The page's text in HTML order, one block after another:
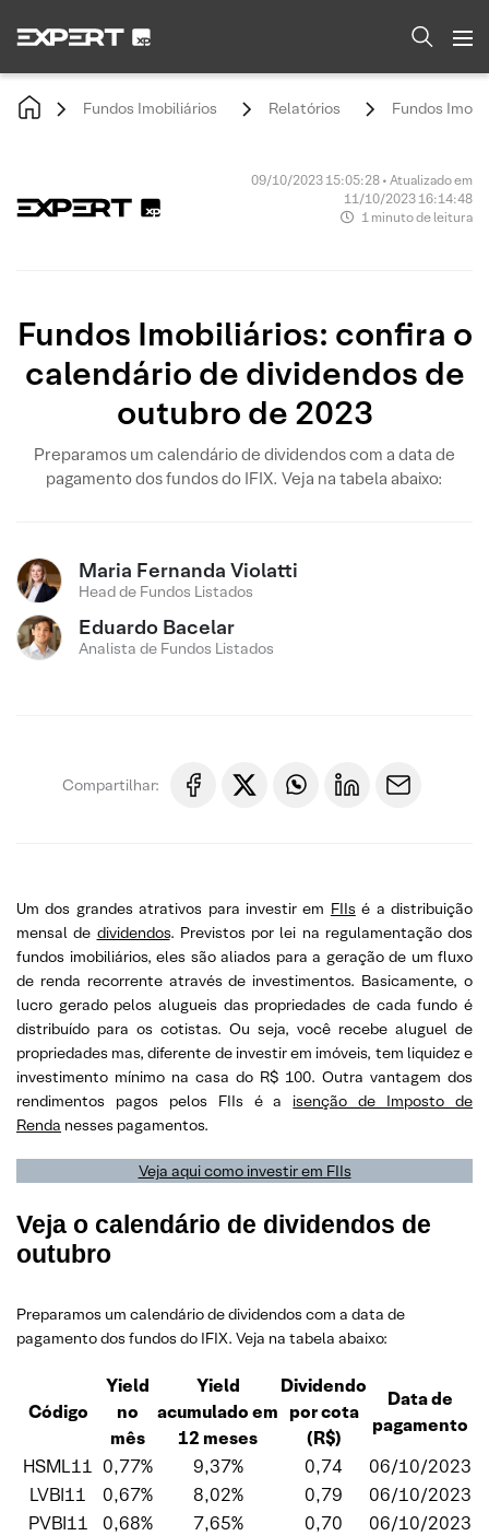
Fundos Imobiliários Relatórios Fundos
09/10/2023 15:05:28 • Atualizado em
11/10/2023 16:14:48
1 minuto de leitura
Fundos Imobiliários: confira o
calendário de dividendos de
outubro de 2023
Preparamos um calendário de dividendos com a data de
pagamento dos fundos do IFIX. Veja na tabela abaixo:
Maria Fernanda Violatti
Head de Fundos Listados
Eduardo Bacelar
Analista de Fundos Listados
Compartilhar:
Um dos grandes atrativos para investir em FIIs é a distribuição
mensal de dividendos. Previstos por lei na regulamentação dos
fundos imobiliários, eles são aliados para a geração de um fluxo
de renda recorrente através de investimentos. Basicamente, o
lucro gerado pelos alugueis das propriedades de cada fundo é
distribuído para os cotistas. Ou seja, você recebe aluguel de
propriedades mas, diferente de investir em imóveis, tem liquidez e
investimento mínimo na casa do R$ 100. Outra vantagem dos
rendimentos pagos pelos FIIs é a isenção de Imposto de
Renda nesses pagamentos.
Veja aqui como investir em FIIs
Veja o calendário de dividendos de
outubro
Preparamos um calendário de dividendos com a data de
pagamento dos fundos do IFIX. Veja na tabela abaixo:
Código
Yield
no
mês
Yield
acumulado em
12 meses
Dividendo
por cota
(R$)
Data de
pagamento
HSML11 0,77% 9,37% 0,74
06/10/2023
LVBI11
0,67% 8,02% 0,79
06/10/2023
PVBI11
0,68% 7,65% 0,70
06/10/2023